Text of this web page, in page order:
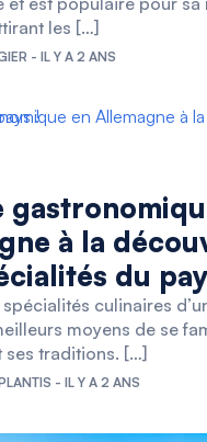
les […]
- IL Y A 2 ANS
à la
du
culinaires
moyens de se
ses traditions. […]
- IL Y A 2 ANS